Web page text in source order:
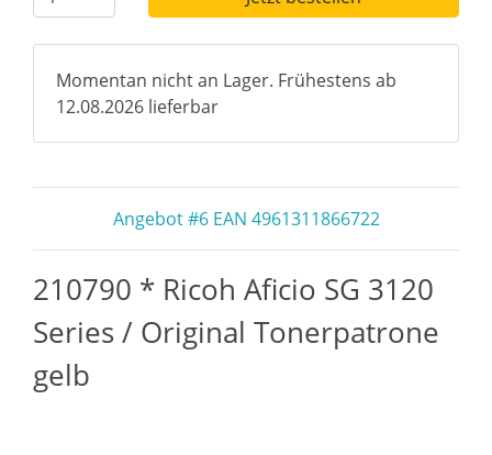
Momentan nicht an Lager. Frühestens ab
12.08.2026 lieferbar
Angebot #6 EAN 4961311866722
210790 * Ricoh Aficio SG 3120
Series / Original Tonerpatrone
gelb